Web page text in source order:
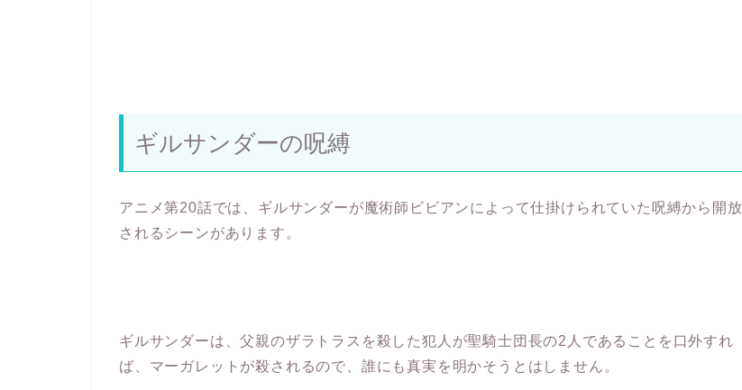
ギルサンダーの呪縛
アニメ第20話では、ギルサンダーが魔術師ビビアンによって仕掛けられていた呪縛から開放
されるシーンがあります。
ギルサンダーは、父親のザラトラスを殺した犯人が聖騎士団長の2人であることを口外すれ
ば、マーガレットが殺されるので、誰にも真実を明かそうとはしません。